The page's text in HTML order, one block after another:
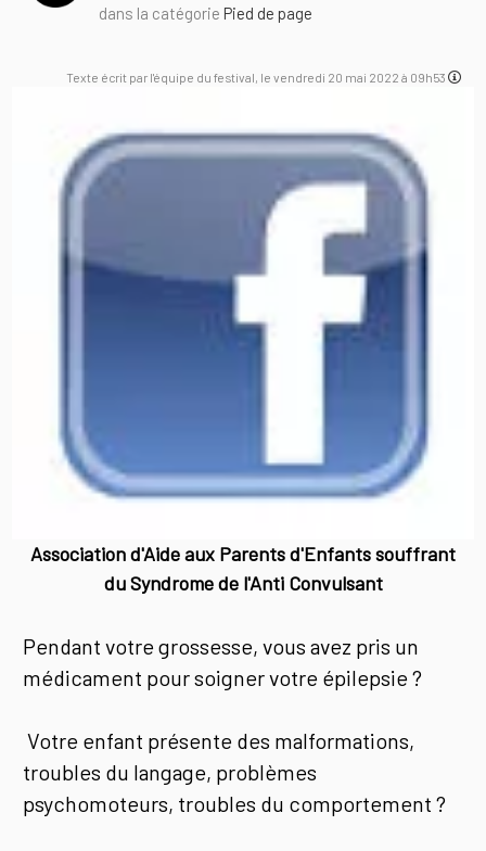
dans la catégorie Pied de page
Texte écrit par l'équipe du festival, le vendredi 20 mai 2022 à 09h53
Association d'Aide aux Parents d'Enfants souffrant
du Syndrome de l'Anti Convulsant
Pendant votre grossesse, vous avez pris un
médicament pour soigner votre épilepsie ?
Votre enfant présente des malformations,
troubles du langage, problèmes
psychomoteurs, troubles du comportement ?